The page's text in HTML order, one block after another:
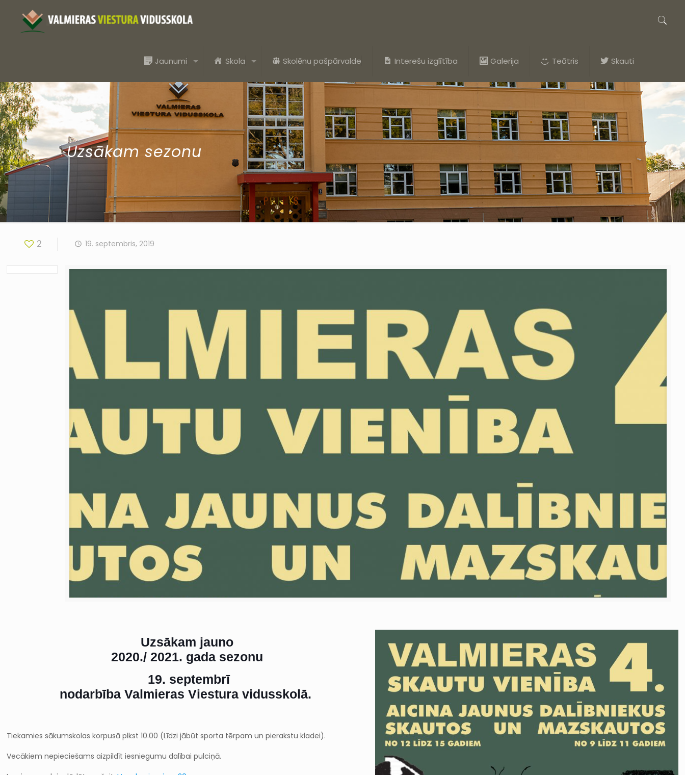
Jaunumi Skola Skolēnu pašpārvalde Interešu izglītība Galerija Teātris Skauti
Uzsākam sezonu
2 19. septembris, 2019
Uzsākam jauno
2020./ 2021. gada sezonu
19. septembrī
nodarbība Valmieras Viestura vidusskolā.
Tiekamies sākumskolas korpusā plkst 10.00 (Līdzi jābūt sporta tērpam un pierakstu kladei).
Vecākiem nepieciešams aizpildīt iesniegumu dalībai pulciņā.